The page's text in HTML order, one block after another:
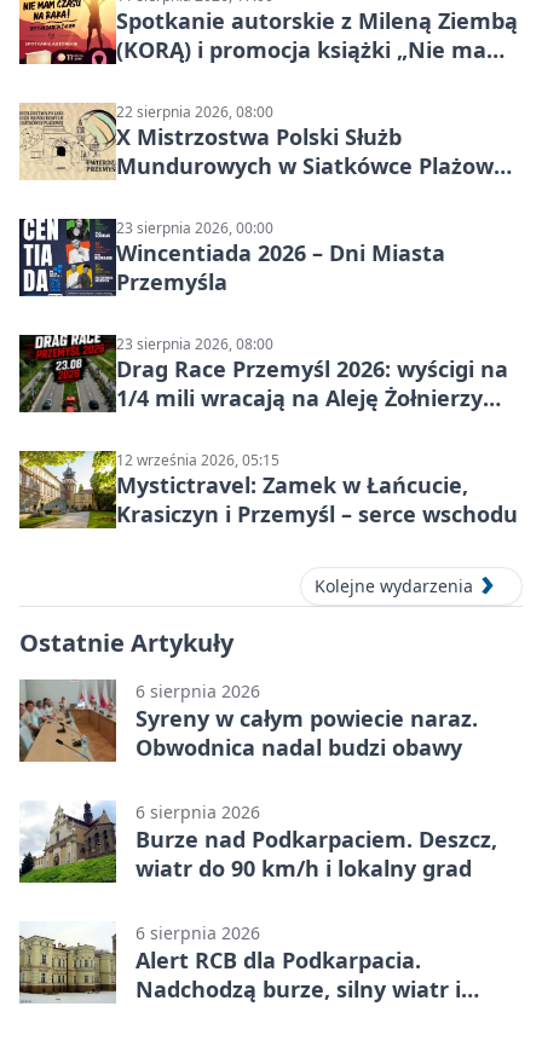
Spotkanie autorskie z Mileną Ziembą
(KORĄ) i promocja książki „Nie mam
22 sierpnia 2026, 08:00
X Mistrzostwa Polski Służb
Mundurowych w Siatkówce Plażowej
23 sierpnia 2026, 00:00
Wincentiada 2026 – Dni Miasta
Przemyśla
23 sierpnia 2026, 08:00
Drag Race Przemyśl 2026: wyścigi na
1/4 mili wracają na Aleję Żołnierzy
12 września 2026, 05:15
Mystictravel: Zamek w Łańcucie,
Krasiczyn i Przemyśl – serce wschodu
Kolejne wydarzenia
Ostatnie Artykuły
6 sierpnia 2026
Syreny w całym powiecie naraz.
Obwodnica nadal budzi obawy
6 sierpnia 2026
Burze nad Podkarpaciem. Deszcz,
wiatr do 90 km/h i lokalny grad
6 sierpnia 2026
Alert RCB dla Podkarpacia.
Nadchodzą burze, silny wiatr i